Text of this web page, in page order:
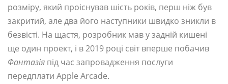
розміру, який проіснував шість років, перш ніж був
закритий, але два його наступники швидко зникли в
безвісті. На щастя, розробник мав у задній кишені
ще один проект, і в 2019 році світ вперше побачив
Фантазія під час запровадження послуги
передплати Apple Arcade.